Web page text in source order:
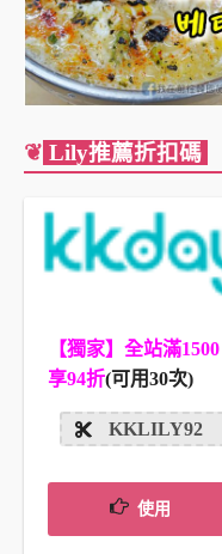
❦ Lily推薦折扣碼
【獨家】全站滿1500
享94折(可用30次)
KKLILY92
使用